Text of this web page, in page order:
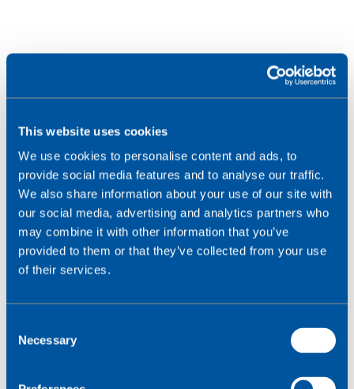
This website uses cookies
We use cookies to personalise content and ads, to
provide social media features and to analyse our traffic.
We also share information about your use of our site with
our social media, advertising and analytics partners who
may combine it with other information that you’ve
provided to them or that they’ve collected from your use
of their services.
Necessary 3. Dezember 2023
Wireless Logic Managed IoT Connectivity